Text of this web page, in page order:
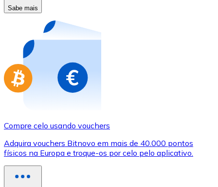
Loja - Cartões-presente
Compre cartões-presente das suas marcas favoritas
Ir para a loja de cartões-presente
Sabe mais
Compre celo usando vouchers
Adquira vouchers Bitnovo em mais de 40.000 pontos
físicos na Europa e troque-os por celo pelo aplicativo.